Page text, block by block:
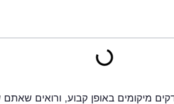
מיקומים באופן קבוע, ורואים